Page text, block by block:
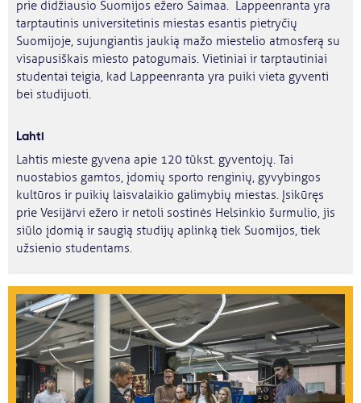
prie didžiausio Suomijos ežero Saimaa. Lappeenranta yra
tarptautinis universitetinis miestas esantis pietryčių
Suomijoje, sujungiantis jaukią mažo miestelio atmosferą su
visapusiškais miesto patogumais. Vietiniai ir tarptautiniai
studentai teigia, kad Lappeenranta yra puiki vieta gyventi
bei studijuoti.
Lahti
Lahtis mieste gyvena apie 120 tūkst. gyventojų. Tai
nuostabios gamtos, įdomių sporto renginių, gyvybingos
kultūros ir puikių laisvalaikio galimybių miestas. Įsikūręs
prie Vesijärvi ežero ir netoli sostinės Helsinkio šurmulio, jis
siūlo įdomią ir saugią studijų aplinką tiek Suomijos, tiek
užsienio studentams.